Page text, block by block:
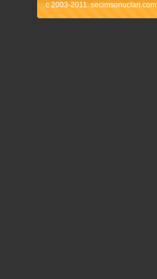
c 2003-2011. secimsonuclari.com